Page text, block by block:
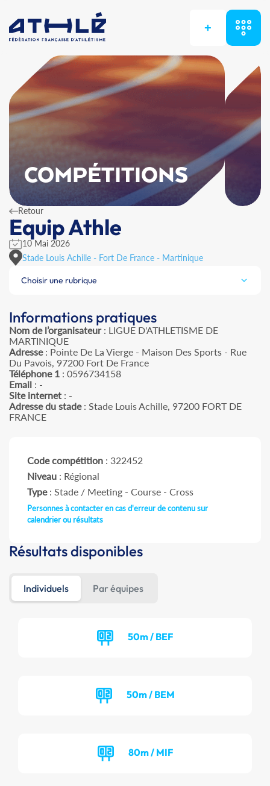
+
COMPÉTITIONS
Retour
Equip Athle
10 Mai 2026
Stade Louis Achille - Fort De France - Martinique
Choisir une rubrique
Informations pratiques
Nom de l’organisateur: LIGUE D'ATHLETISME DE
MARTINIQUE
Adresse: Pointe De La Vierge - Maison Des Sports - Rue
Du Pavois, 97200 Fort De France
Téléphone 1 : 0596734158
Email : -
Site internet : -
Adresse du stade: Stade Louis Achille, 97200 FORT DE
FRANCE
Code compétition : 322452
Niveau : Régional
Type: Stade / Meeting - Course - Cross
Personnes à contacter en cas d'erreur de contenu sur
calendrier ou résultats
Résultats disponibles
Individuels Par équipes
50m / BEF
50m / BEM
80m / MIF